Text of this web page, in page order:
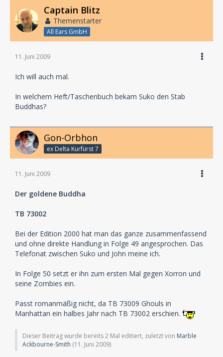
Captain Blitz
Themenstarter
All Ears GmbH
11. Juni 2009
Ich will auch mal.
In welchem Heft/Taschenbuch bekam Suko den Stab
Buddhas?
Gon-Orbhon
ex Delta Kurfürst 7
11. Juni 2009
Der goldene Buddha
TB 73002
Bei der Edition 2000 hat man das ganze zusammenfassend
und ohne direkte Handlung in Folge 49 angesprochen. Das
Telefonat zwischen Suko und John meine ich.
In Folge 50 setzt er ihn zum ersten Mal gegen Xorron und
seine Zombies ein.
Passt romanmäßig nicht, da TB 73009 Ghouls in
Manhattan ein halbes Jahr nach TB 73002 erschien.
Dieser Beitrag wurde bereits 2 Mal editiert, zuletzt von Marble
Ackbourne-Smith (11. Juni 2009)